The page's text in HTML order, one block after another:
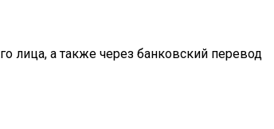
лица, а также через банковский перевод